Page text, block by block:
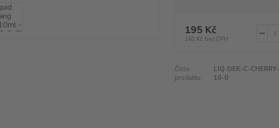
195 Kč
161 Kč bez DPH
Číslo
produktu:
LIQ-DEK-C-CHERRY-
10-0